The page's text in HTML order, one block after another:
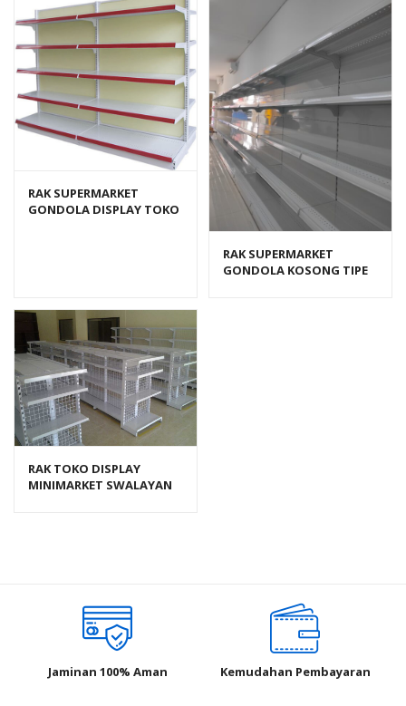
RAK SUPERMARKET
GONDOLA DISPLAY TOKO
RAK SUPERMARKET
GONDOLA KOSONG TIPE
RAK TOKO DISPLAY
MINIMARKET SWALAYAN
Jaminan 100% Aman Kemudahan Pembayaran